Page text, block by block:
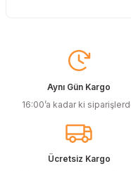
istiyorsunuz? O halde
Muadil toner ürünlerimiz,
sunacak şekilde test
vermeden bütçenizi
baskılar yapan işletmeler
akıllı yollarından biri!
Orjinal Kartuşun
Aynı Gün Kargo
16:00’a kadar ki
Ücretsiz Kargo